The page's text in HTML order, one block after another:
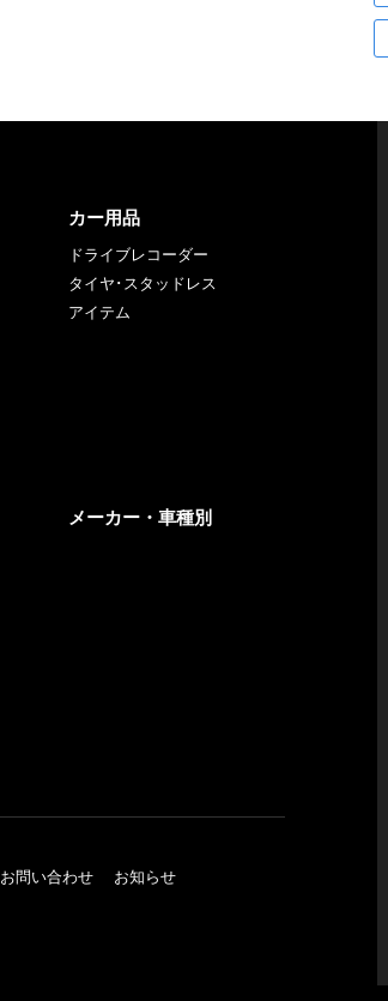
カー用品
ドライブレコーダー
タイヤ･スタッドレス
アイテム
メーカー・車種別
お問い合わせ
お知らせ